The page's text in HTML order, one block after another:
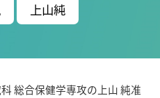
上山純
総合保健学専攻の上山 純准